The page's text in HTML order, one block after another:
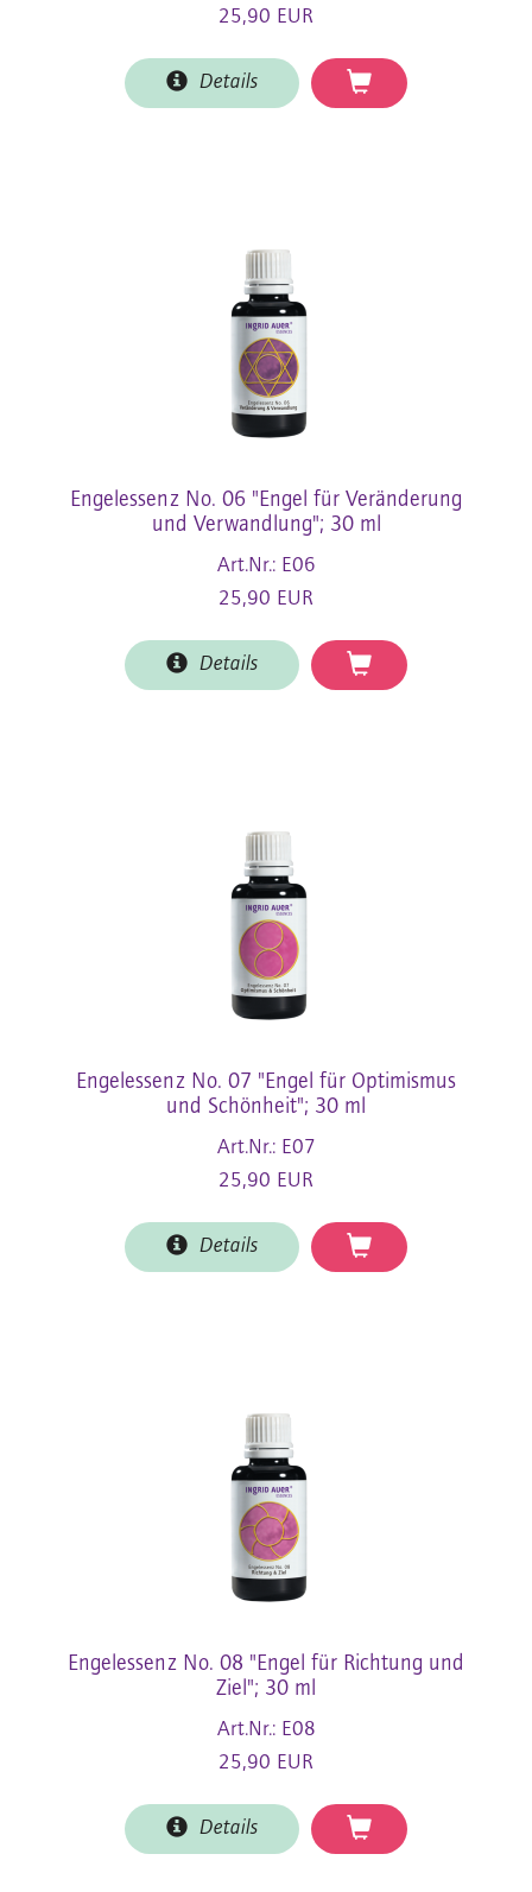
25,90 EUR
Details
Engelessenz No. 06 "Engel für Veränderung
und Verwandlung"; 30 ml
Art.Nr.: E06
25,90 EUR
Details
Engelessenz No. 07 "Engel für Optimismus
und Schönheit"; 30 ml
Art.Nr.: E07
25,90 EUR
Details
Engelessenz No. 08 "Engel für Richtung und
Ziel"; 30 ml
Art.Nr.: E08
25,90 EUR
Details